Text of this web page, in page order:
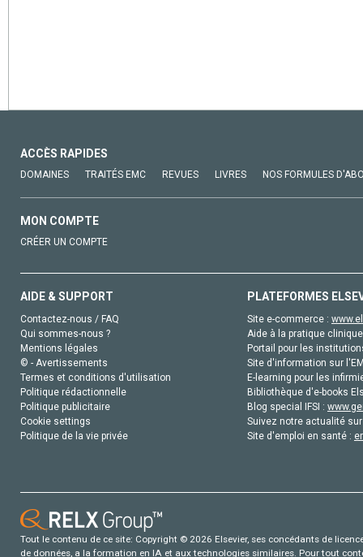
ACCÈS RAPIDES
DOMAINES TRAITÉS EMC REVUES LIVRES NOS FORMULES
MON COMPTE
CRÉER UN COMPTE
AIDE & SUPPORT
Contactez-nous / FAQ
Qui sommes-nous ?
Mentions légales
© - Avertissements
Termes et conditions d'utilisation
Politique rédactionnelle
Politique publicitaire
Cookie settings
Politique de la vie privée
PLATEFORMES
Site e-commerce :
Aide à la pratique
Portail pour les
Site d'information sur
E-learning pour les
Bibliothèque d'e-books
Blog special IFSI :
Suivez notre actualité
Site d'emploi en santé :
Tout le contenu de ce site: Copyright © 2026 Elsevier, ses concédants de
de données, a la formation en IA et aux technologies similaires. Pour tout